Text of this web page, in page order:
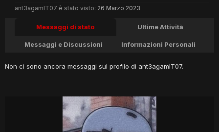
ant3agamIT07 è stato visto: 26 Marzo 2023
Messaggi di stato Ultime Attività
Messaggi e Discussioni Informazioni Personali
Non ci sono ancora messaggi sul profilo di ant3agamIT07.